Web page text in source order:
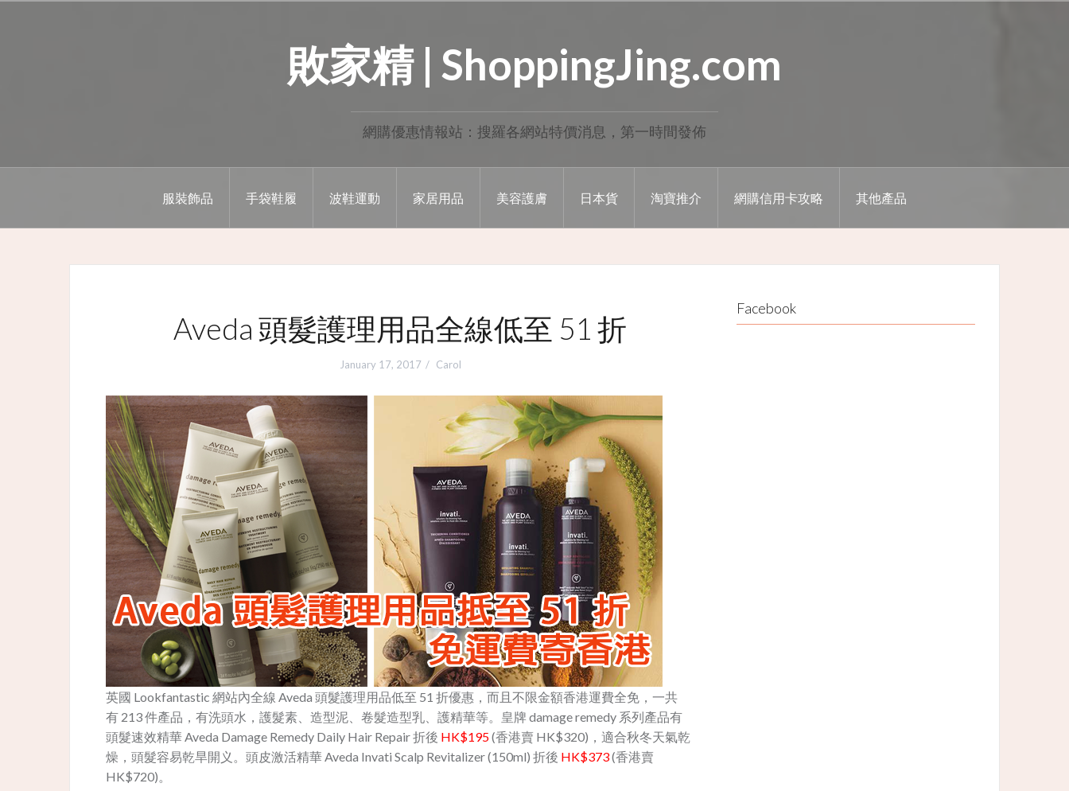
敗家精 | ShoppingJing.com
網購優惠情報站：搜羅各網站特價消息，第一時間發佈
服裝飾品 手袋鞋履 波鞋運動 家居用品 美容護膚 日本貨 淘寶推介 網購信用卡攻略 其他產品
Aveda 頭髮護理用品全線低至 51 折
January 17, 2017 Carol
英國 Lookfantastic 網站內全線 Aveda 頭髮護理用品低至 51 折優惠，而且不限金額香港運費全免，一共
有 213 件產品，有洗頭水，護髮素、造型泥、卷髮造型乳、護精華等。皇牌 damage remedy 系列產品有
頭髮速效精華 Aveda Damage Remedy Daily Hair Repair 折後 HK$195(香港賣 HK$320)， 適合秋冬天氣乾
燥，頭髮容易乾旱開义。頭皮激活精華 Aveda Invati Scalp Revitalizer (150ml) 折後 HK$373(香港賣
HK$720)。
Facebook